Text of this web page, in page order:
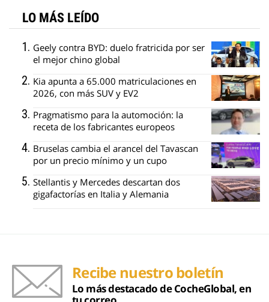
LO MÁS LEÍDO
Geely contra BYD: duelo fratricida por ser
el mejor chino global
Kia apunta a 65.000 matriculaciones en
2026, con más SUV y EV2
Pragmatismo para la automoción: la
receta de los fabricantes europeos
Bruselas cambia el arancel del Tavascan
por un precio mínimo y un cupo
Stellantis y Mercedes descartan dos
gigafactorías en Italia y Alemania
Recibe nuestro boletín
Lo más destacado de CocheGlobal, en